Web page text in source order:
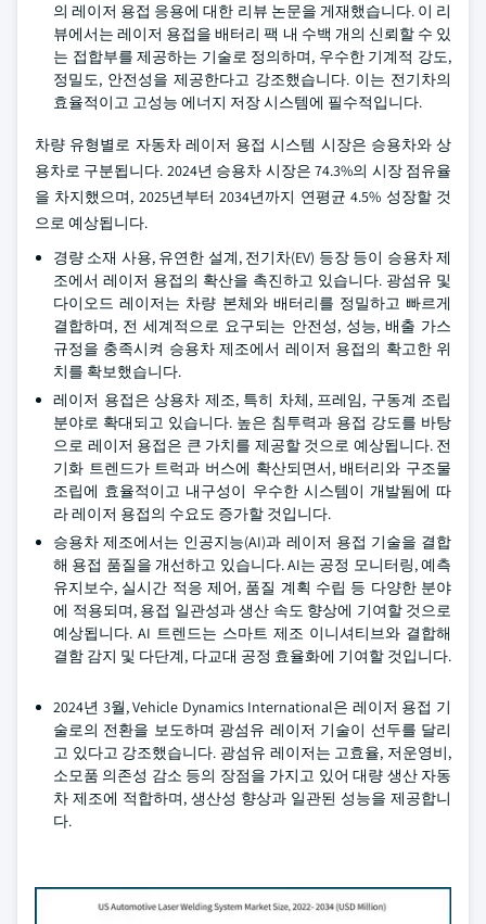
의 레이저 용접 응용에 대한 리뷰 논문을 게재했습니다. 이 리
뷰에서는 레이저 용접을 배터리 팩 내 수백 개의 신뢰할 수 있
는 접합부를 제공하는 기술로 정의하며, 우수한 기계적 강도,
정밀도, 안전성을 제공한다고 강조했습니다. 이는 전기차의
효율적이고 고성능 에너지 저장 시스템에 필수적입니다.
차량 유형별로 자동차 레이저 용접 시스템 시장은 승용차와 상
용차로 구분됩니다. 2024년 승용차 시장은 74.3%의 시장 점유율
을 차지했으며, 2025년부터 2034년까지 연평균 4.5% 성장할 것
으로 예상됩니다.
경량 소재 사용, 유연한 설계, 전기차(EV) 등장 등이 승용차 제
조에서 레이저 용접의 확산을 촉진하고 있습니다. 광섬유 및
다이오드 레이저는 차량 본체와 배터리를 정밀하고 빠르게
결합하며, 전 세계적으로 요구되는 안전성, 성능, 배출 가스
규정을 충족시켜 승용차 제조에서 레이저 용접의 확고한 위
치를 확보했습니다.
레이저 용접은 상용차 제조, 특히 차체, 프레임, 구동계 조립
분야로 확대되고 있습니다. 높은 침투력과 용접 강도를 바탕
으로 레이저 용접은 큰 가치를 제공할 것으로 예상됩니다. 전
기화 트렌드가 트럭과 버스에 확산되면서, 배터리와 구조물
조립에 효율적이고 내구성이 우수한 시스템이 개발됨에 따
라 레이저 용접의 수요도 증가할 것입니다.
승용차 제조에서는 인공지능(AI)과 레이저 용접 기술을 결합
해 용접 품질을 개선하고 있습니다. AI는 공정 모니터링, 예측
유지보수, 실시간 적응 제어, 품질 계획 수립 등 다양한 분야
에 적용되며, 용접 일관성과 생산 속도 향상에 기여할 것으로
예상됩니다. AI 트렌드는 스마트 제조 이니셔티브와 결합해
결함 감지 및 다단계, 다교대 공정 효율화에 기여할 것입니다.
2024년 3월, Vehicle Dynamics International은 레이저 용접 기
술로의 전환을 보도하며 광섬유 레이저 기술이 선두를 달리
고 있다고 강조했습니다. 광섬유 레이저는 고효율, 저운영비,
소모품 의존성 감소 등의 장점을 가지고 있어 대량 생산 자동
차 제조에 적합하며, 생산성 향상과 일관된 성능을 제공합니
다.